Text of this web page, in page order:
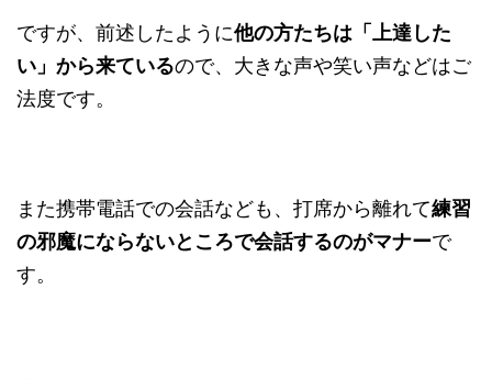
ですが、前述したように他の方たちは「上達した
い」から来ているので、大きな声や笑い声などはご
法度です。
また携帯電話での会話なども、打席から離れて練習
の邪魔にならないところで会話するのがマナーで
す。